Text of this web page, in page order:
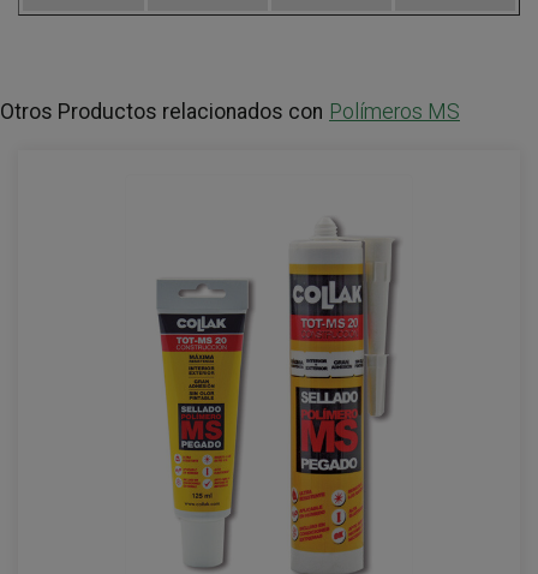
Otros Productos relacionados con Polímeros MS